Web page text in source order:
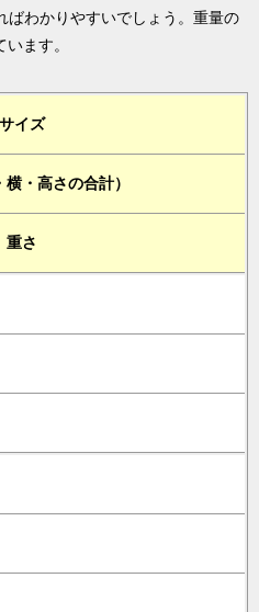
ばわかりやすいでしょう。重量の
ます。
サイズ
・高さの合計）
重さ